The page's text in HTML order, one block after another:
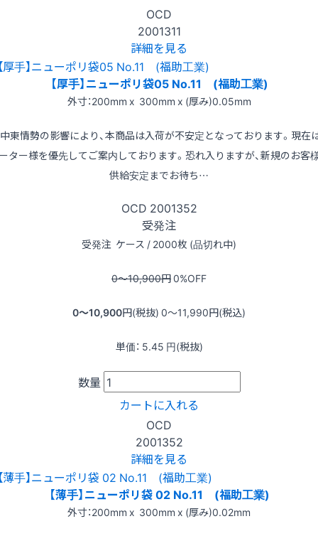
OCD
2001311
詳細を見る
【厚手】ニューポリ袋05 No.11 (福助工業)
外寸：200mm x 300mm x (厚み)0.05mm
東情勢の影響により、本商品は入荷が不安定となっております。現在
ター様を優先してご案内しております。恐れ入りますが、新規のお客
供給安定までお待ち…
OCD 2001352
受発注
受発注 ケース / 2000枚 (品切れ中)
0〜10,900円0%OFF
0〜10,900円(税抜) 0〜11,990円(税込)
単価： 5.45 円(税抜)
数量
カートに入れる
OCD
2001352
詳細を見る
【薄手】ニューポリ袋 02 No.11 (福助工業)
外寸：200mm x 300mm x (厚み)0.02mm